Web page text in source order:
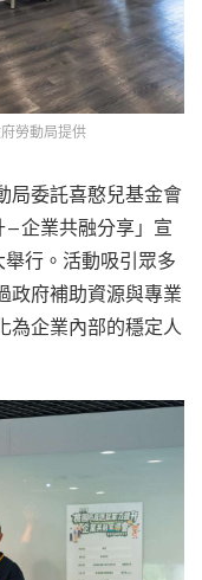
勞動局提供
局委託喜憨兒基金會
—企業共融分享」宣
行。活動吸引眾多
政府補助資源與專業
為企業內部的穩定人